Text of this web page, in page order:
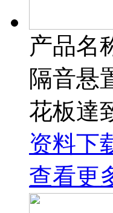
产品名
隔音悬
花板達
资料下
查看更